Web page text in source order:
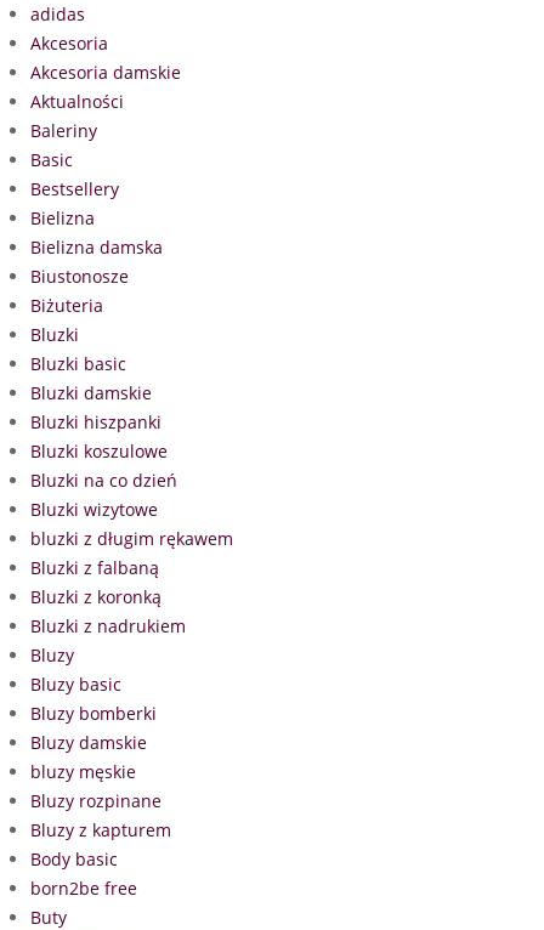
adidas
Akcesoria
Akcesoria damskie
Aktualności
Baleriny
Basic
Bestsellery
Bielizna
Bielizna damska
Biustonosze
Biżuteria
Bluzki
Bluzki basic
Bluzki damskie
Bluzki hiszpanki
Bluzki koszulowe
Bluzki na co dzień
Bluzki wizytowe
bluzki z długim rękawem
Bluzki z falbaną
Bluzki z koronką
Bluzki z nadrukiem
Bluzy
Bluzy basic
Bluzy bomberki
Bluzy damskie
bluzy męskie
Bluzy rozpinane
Bluzy z kapturem
Body basic
born2be free
Buty